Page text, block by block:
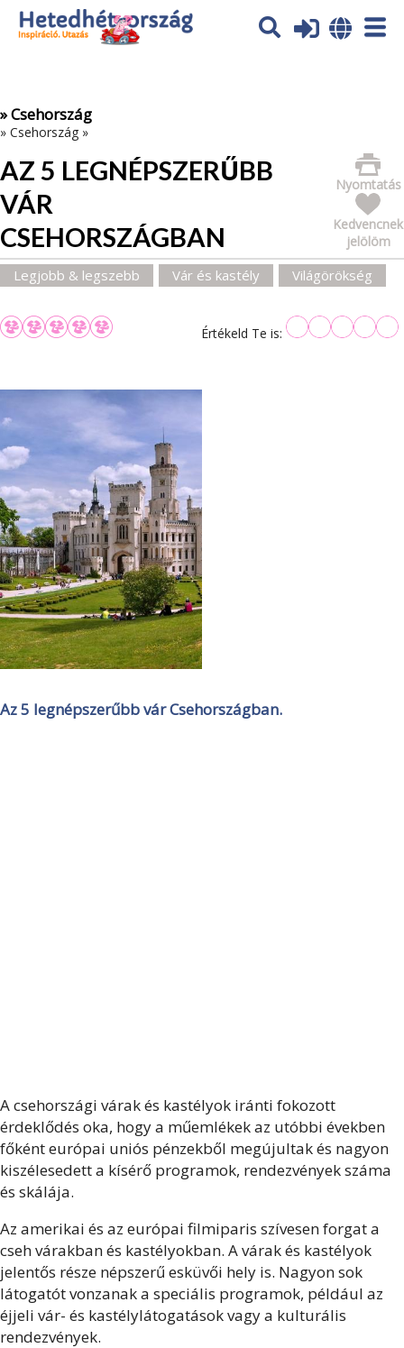
Az oldal sütiket (cookies) használ. További tájékoztatás itt:
Adatvédelmi tájékoztató
» Csehország
» Csehország »
AZ 5 LEGNÉPSZERŰBB
VÁR
CSEHORSZÁGBAN
Nyomtatás
Kedvencnek
jelölöm
Legjobb & legszebb Vár és kastély Világörökség
Értékeld Te is:
Az 5 legnépszerűbb vár Csehországban.
A csehországi várak és kastélyok iránti fokozott
érdeklődés oka, hogy a műemlékek az utóbbi években
főként európai uniós pénzekből megújultak és nagyon
kiszélesedett a kísérő programok, rendezvények száma
és skálája.
Az amerikai és az európai filmiparis szívesen forgat a
cseh várakban és kastélyokban. A várak és kastélyok
jelentős része népszerű esküvői hely is. Nagyon sok
látogatót vonzanak a speciális programok, például az
éjjeli vár- és kastélylátogatások vagy a kulturális
rendezvények.